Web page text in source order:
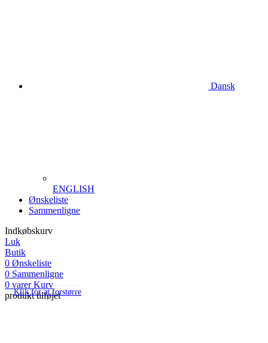
Klik for at forstørre
Dansk
ENGLISH
Ønskeliste
Sammenligne
Indkøbskurv
Luk
Butik
0 Ønskeliste
0 Sammenligne
0 varer Kurv
produkt tilføjet